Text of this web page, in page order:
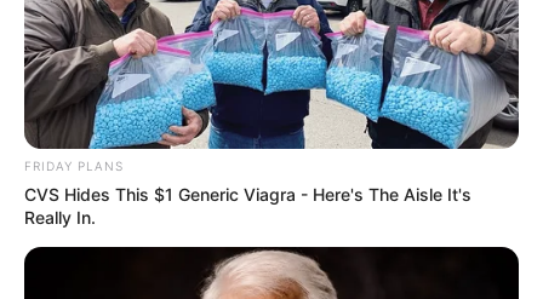
FRIDAY PLANS
CVS Hides This $1 Generic Viagra - Here's The Aisle It's
Really In.